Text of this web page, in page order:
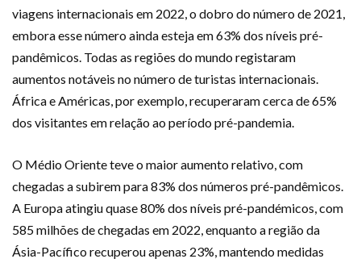
viagens internacionais em 2022, o dobro do número de 2021,
embora esse número ainda esteja em 63% dos níveis pré-
pandêmicos. Todas as regiões do mundo registaram
aumentos notáveis no número de turistas internacionais.
África e Américas, por exemplo, recuperaram cerca de 65%
dos visitantes em relação ao período pré-pandemia.
O Médio Oriente teve o maior aumento relativo, com
chegadas a subirem para 83% dos números pré-pandêmicos.
A Europa atingiu quase 80% dos níveis pré-pandémicos, com
585 milhões de chegadas em 2022, enquanto a região da
Ásia-Pacífico recuperou apenas 23%, mantendo medidas